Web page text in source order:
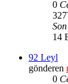
0
14
92 Leyl
gönderen
0